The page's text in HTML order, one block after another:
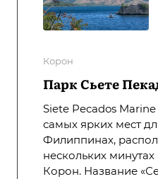
Корон
Парк Сьете
Siete Pecados
самых ярких мест
Филиппинах,
нескольких
Корон. Название